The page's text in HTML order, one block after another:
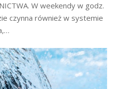
W weekendy w godz.
czynna również w systemie